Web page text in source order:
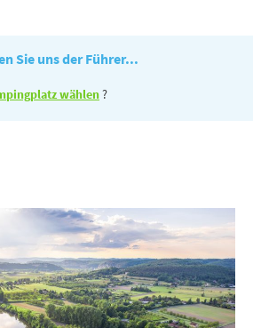
Sie uns der Führer...
wählen?